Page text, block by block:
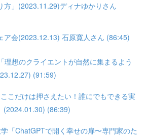
方」(2023.11.29)ディナゆかりさん
ア会(2023.12.13) 石原寛人さん (86:45)
理想のクライエントが自然に集まるよう
(91:59)
こだけは押さえたい！誰にでもできる実
(2024.01.30) (86:39)
「ChatGPTで開く幸せの扉〜専門家のた